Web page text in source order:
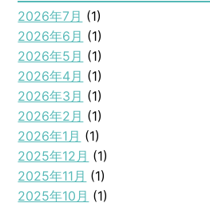
2026年7月 (1)
2026年6月 (1)
2026年5月 (1)
2026年4月 (1)
2026年3月 (1)
2026年2月 (1)
2026年1月 (1)
2025年12月 (1)
2025年11月 (1)
2025年10月 (1)